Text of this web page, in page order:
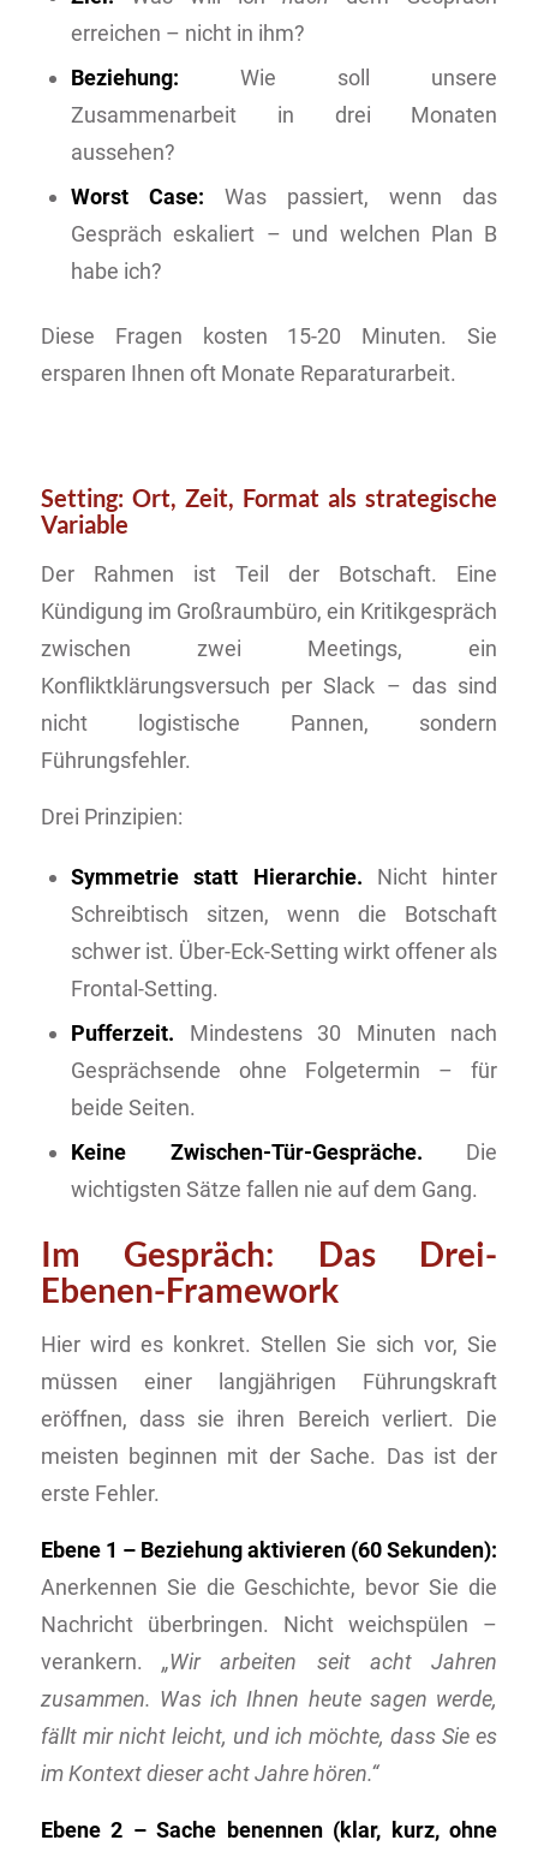
erreichen – nicht in ihm?
Beziehung: Wie soll unsere
Zusammenarbeit in drei Monaten
aussehen?
Worst Case: Was passiert, wenn das
Gespräch eskaliert – und welchen Plan B
habe ich?
Diese Fragen kosten 15-20 Minuten. Sie
ersparen Ihnen oft Monate Reparaturarbeit.
Setting: Ort, Zeit, Format als strategische
Variable
Der Rahmen ist Teil der Botschaft. Eine
Kündigung im Großraumbüro, ein Kritikgespräch
zwischen zwei Meetings, ein
Konfliktklärungsversuch per Slack – das sind
nicht logistische Pannen, sondern
Führungsfehler.
Drei Prinzipien:
Symmetrie statt Hierarchie. Nicht hinter
Schreibtisch sitzen, wenn die Botschaft
schwer ist. Über-Eck-Setting wirkt offener als
Frontal-Setting.
Pufferzeit. Mindestens 30 Minuten nach
Gesprächsende ohne Folgetermin – für
beide Seiten.
Keine Zwischen-Tür-Gespräche. Die
wichtigsten Sätze fallen nie auf dem Gang.
Im Gespräch: Das Drei-
Ebenen-Framework
Hier wird es konkret. Stellen Sie sich vor, Sie
müssen einer langjährigen Führungskraft
eröffnen, dass sie ihren Bereich verliert. Die
meisten beginnen mit der Sache. Das ist der
erste Fehler.
Ebene 1 – Beziehung aktivieren (60 Sekunden):
Anerkennen Sie die Geschichte, bevor Sie die
Nachricht überbringen. Nicht weichspülen –
verankern. „Wir arbeiten seit acht Jahren
zusammen. Was ich Ihnen heute sagen werde,
fällt mir nicht leicht, und ich möchte, dass Sie es
im Kontext dieser acht Jahre hören.“
Ebene 2 – Sache benennen (klar, kurz, ohne